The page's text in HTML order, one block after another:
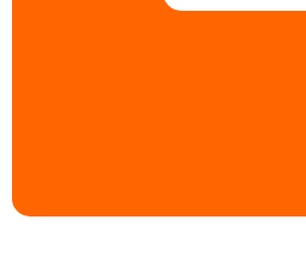
chimici, gas naturale,